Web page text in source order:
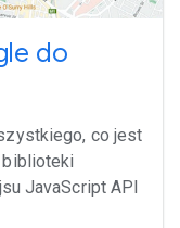
do
co jest
JavaScript API